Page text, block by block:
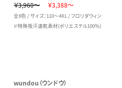
￥3,960～
￥3,388～
全8色 / サイズ：110～4XL / フロリダウィン
ド特殊吸汗速乾素材(ポリエステル100％)
wundou（ウンドウ）